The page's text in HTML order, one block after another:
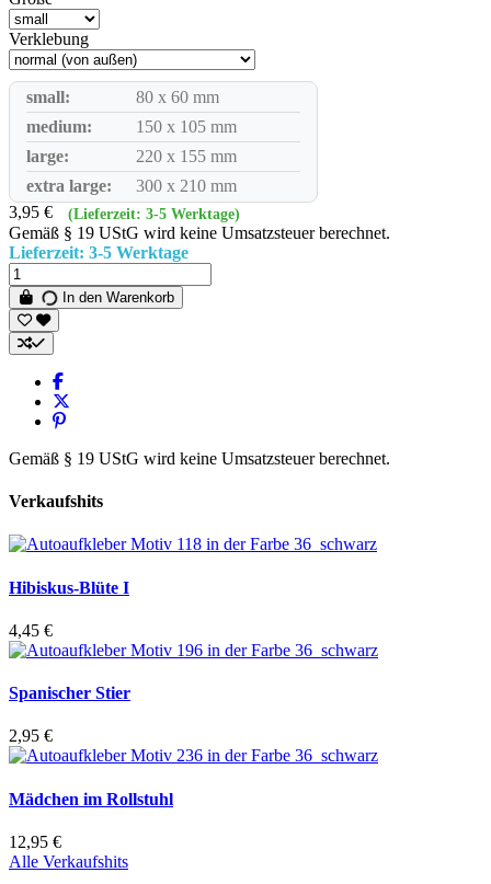
Verklebung
small:
80 x 60 mm
medium:
150 x 105 mm
large:
220 x 155 mm
extra large:
300 x 210 mm
3,95 €
(Lieferzeit: 3-5 Werktage)
Gemäß § 19 UStG wird keine Umsatzsteuer berechnet.
Lieferzeit: 3-5 Werktage
In den Warenkorb
Gemäß § 19 UStG wird keine Umsatzsteuer berechnet.
Verkaufshits
Hibiskus-Blüte I
4,45 €
Spanischer Stier
2,95 €
Mädchen im Rollstuhl
12,95 €
Alle Verkaufshits